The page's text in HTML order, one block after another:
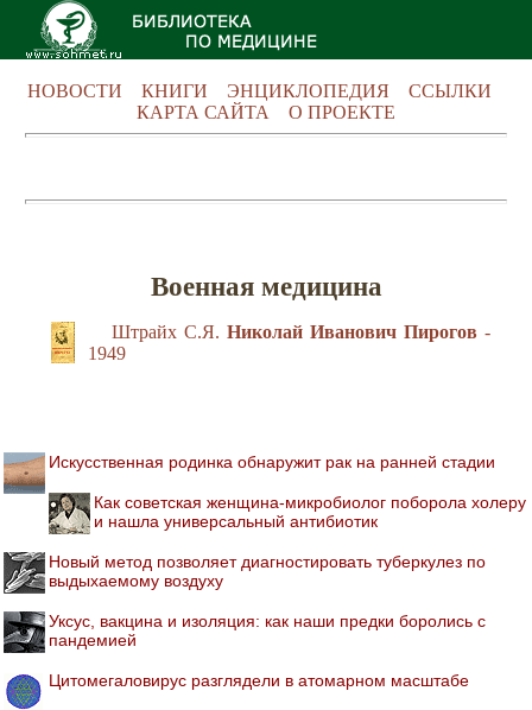
НОВОСТИ КНИГИ ЭНЦИКЛОПЕДИЯ
ССЫЛКИ
КАРТА САЙТА
О ПРОЕКТЕ
Военная медицина
Штрайх С.Я. Николай Иванович Пирогов -
1949
Искусственная родинка обнаружит рак на ранней стадии
Как советская женщина-микробиолог поборола холеру
и нашла универсальный антибиотик
Новый метод позволяет диагностировать туберкулез по
выдыхаемому воздуху
Уксус, вакцина и изоляция: как наши предки боролись с
пандемией
Цитомегаловирус разглядели в атомарном масштабе